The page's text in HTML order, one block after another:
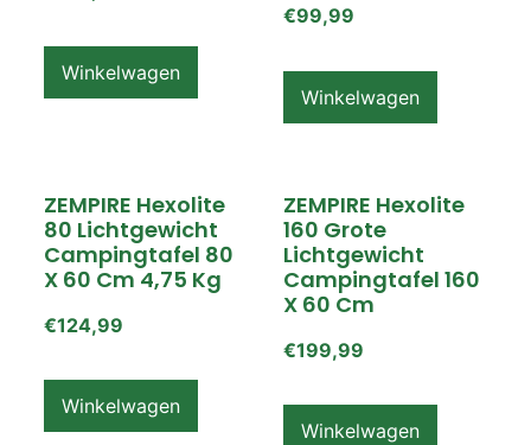
Winkelwagen
€99,99
Winkelwagen
ZEMPIRE Hexolite
80 Lichtgewicht
Campingtafel 80
X 60 Cm 4,75 Kg
€124,99
Winkelwagen
ZEMPIRE Hexolite
160 Grote
Lichtgewicht
Campingtafel 160
X 60 Cm
€199,99
Winkelwagen